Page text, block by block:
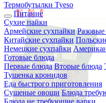
Термобутылки Tyeso
Питание
Сухие пайки
Армейские сухпайки
Китайские сухпайки
Немецкие сухпайки
Готовые блюда
Первые блюда Вторые блюда
Тушенка кронидов
Еда быстрого приготовления
Сушеные овощи Блюда